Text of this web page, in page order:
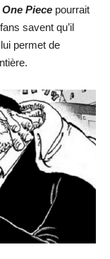
Piece pourrait
savent qu’il
permet de